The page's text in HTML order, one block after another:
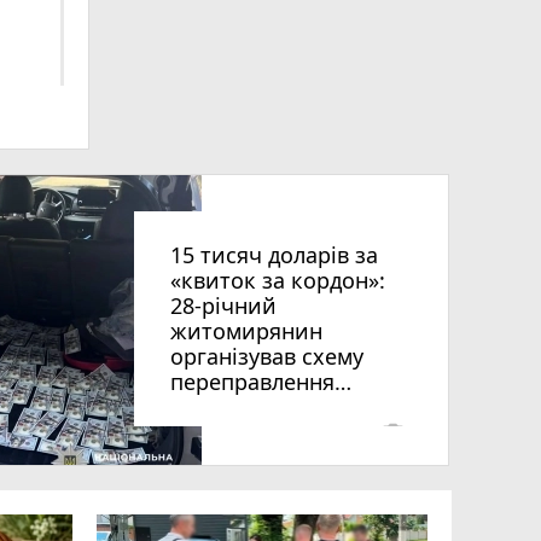
15 тисяч доларів за
«квиток за кордон»:
28-річний
житомирянин
організував схему
переправлення
віку за межі країни
photo_camera